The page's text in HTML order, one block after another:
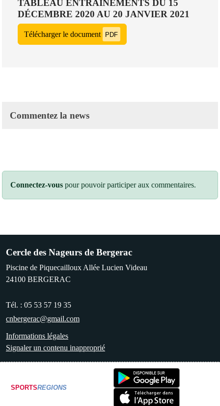
TABLEAU ENTRAINEMENTS DU 15
DÉCEMBRE 2020 AU 20 JANVIER 2021
Télécharger le document PDF
Commentez la news
Connectez-vous pour pouvoir participer aux commentaires.
Cercle des Nageurs de Bergerac
Piscine de Piquecailloux Allée Lucien Videau
24100 BERGERAC
Tél. : 05 53 57 19 35
cnbergerac@gmail.com
Informations légales
Signaler un contenu inapproprié
SPORTSREGIONS